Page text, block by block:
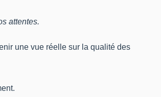
attentes.
une vue réelle sur la qualité des